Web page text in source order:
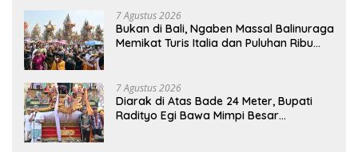
7 Agustus 2026
Bukan di Bali, Ngaben Massal Balinuraga
Memikat Turis Italia dan Puluhan Ribu
7 Agustus 2026
Diarak di Atas Bade 24 Meter, Bupati
Radityo Egi Bawa Mimpi Besar